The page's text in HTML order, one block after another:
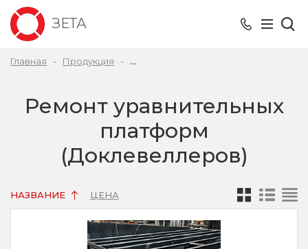
ЗЕТА
Главная Продукция Ремонт уравнительных платформ
Ремонт уравнительных
платформ
(Доклевеллеров)
НАЗВАНИЕ ЦЕНА